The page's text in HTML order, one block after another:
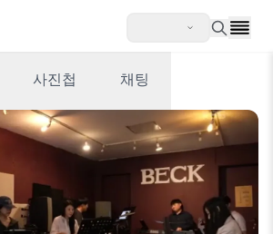
사진첩 채팅